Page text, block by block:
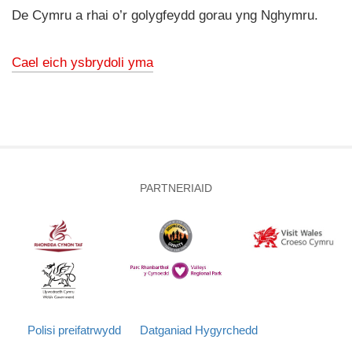
De Cymru a rhai o’r golygfeydd gorau yng Nghymru.
Cael eich ysbrydoli yma
PARTNERIAID
Polisi preifatrwydd Datganiad Hygyrchedd